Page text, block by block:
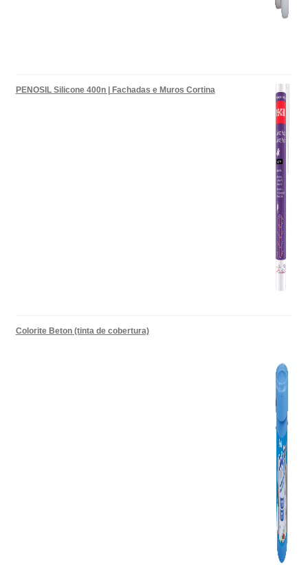
PENOSIL Silicone 400n | Fachadas e Muros Cortina
Colorite Beton (tinta de cobertura)